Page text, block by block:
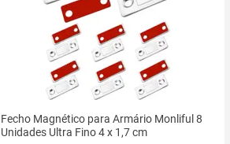
Fecho Magnético para Armário Monliful 8
Unidades Ultra Fino 4 x 1,7 cm